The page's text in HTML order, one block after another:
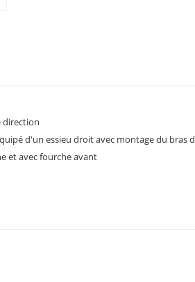
direction
d'un essieu droit avec montage du bras
et avec fourche avant